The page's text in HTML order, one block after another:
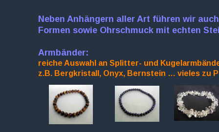
Neben Anhängern aller Art führen wir
Formen sowie Ohrschmuck mit echten
Armbänder:
reiche Auswahl an Splitter- und
z.B. Bergkristall, Onyx, Bernstein … vieles zu